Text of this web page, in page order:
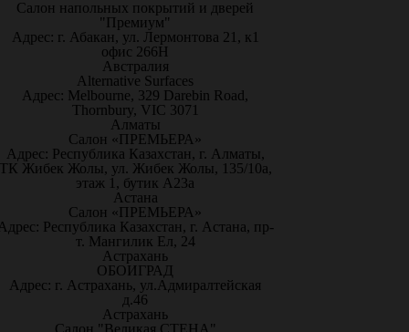
Салон напольных покрытий и дверей
"Премиум"
Адрес: г. Абакан, ул. Лермонтова 21, к1
офис 266Н
Австралия
Alternative Surfaces
Адрес: Melbourne, 329 Darebin Road,
Thornbury, VIC 3071
Алматы
Салон «ПРЕМЬЕРА»
Адрес: Республика Казахстан, г. Алматы,
Жибек Жолы, ул. Жибек Жолы, 135/10а,
этаж 1, бутик А23а
Астана
Салон «ПРЕМЬЕРА»
Республика Казахстан, г. Астана, пр-
т. Мангилик Ел, 24
Астрахань
ОБОИГРАД
Адрес: г. Астрахань, ул.Адмиралтейская
д.46
Астрахань